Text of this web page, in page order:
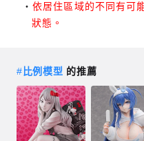
依居住區域的不同有可
狀態。
# 比例模型 的推薦